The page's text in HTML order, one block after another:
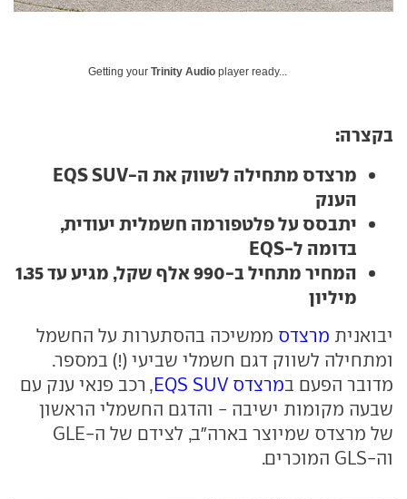
Getting your Trinity Audio player ready...
בקצרה:
מרצדס מתחילה לשווק את ה-EQS SUV
הענק
יתבסס על פלטפורמה חשמלית יעודית,
בדומה ל-EQS
המחיר מתחיל ב-990 אלף שקל, מגיע עד 1.35
מיליון
יבואנית מרצדס ממשיכה בהסתערות על החשמל
ומתחילה לשווק דגם חשמלי שביעי (!) במספר.
מדובר הפעם במרצדס EQS SUV, רכב פנאי ענק עם
שבעה מקומות ישיבה - והדגם החשמלי הראשון
של מרצדס שמיוצר בארה"ב, לצידם של ה-GLE
וה-GLS המוכרים.